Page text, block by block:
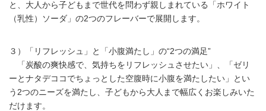
と、大人から子どもまで世代を問わず親しまれている「ホワイト
（乳性）ソーダ」の2つのフレーバーで展開します。
３）「リフレッシュ」と「小腹満たし」の“2つの満足”
「炭酸の爽快感で、気持ちをリフレッシュさせたい」、「ゼリ
ーとナタデココでちょっとした空腹時に小腹を満たしたい」とい
う2つのニーズを満たし、子どもから大人まで幅広くお楽しみいた
だけます。